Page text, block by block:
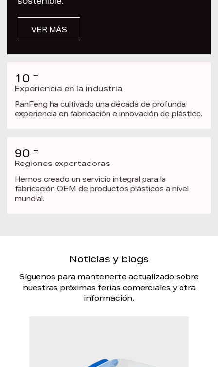
sostenible.
VER MÁS
10 +
Experiencia en la industria
PanFeng ha cultivado una década de profunda
experiencia en fabricación e innovación de plástico.
90 +
Regiones exportadoras
Hemos creado un servicio integral para la
fabricación OEM de productos plásticos a nivel
mundial.
Noticias y blogs
Síguenos para mantenerte actualizado sobre
nuestras próximas ferias comerciales y otra
información.